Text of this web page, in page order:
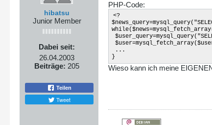
hibatsu
Junior Member
Dabei seit:
26.04.2003
Beiträge: 205
Teilen
Tweet
PHP-Code:
<?
...
}
Wieso kann ich meine